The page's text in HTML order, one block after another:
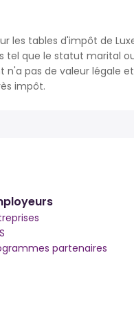
les tables d'impôt de
tel que le statut marital
pas de valeur légale
impôt.
partenaires